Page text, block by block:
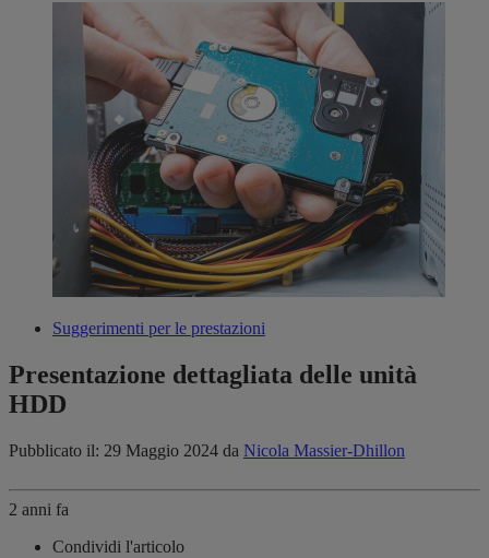
Suggerimenti per le prestazioni
Presentazione dettagliata delle unità
HDD
Pubblicato il: 29 Maggio 2024 da Nicola Massier-Dhillon
2 anni fa
Condividi l'articolo